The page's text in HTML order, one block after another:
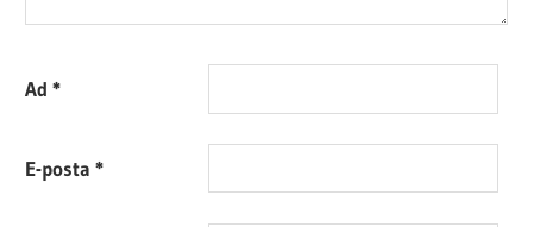
Ad*
E-posta*